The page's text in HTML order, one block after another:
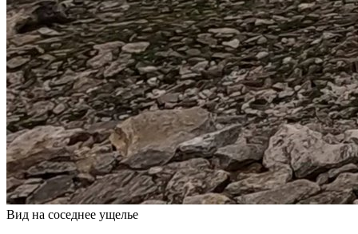
Вид на соседнее ущелье